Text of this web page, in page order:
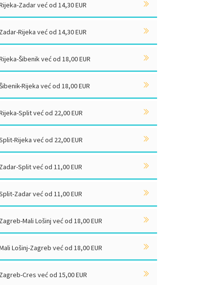
Zadar već od 14,30 EUR
Zadar-Rijeka već od 14,30 EUR
Šibenik već od 18,00 EUR
Rijeka već od 18,00 EUR
Split već od 22,00 EUR
Rijeka već od 22,00 EUR
Zadar-Split već od 11,00 EUR
Zadar već od 11,00 EUR
Zagreb-Mali Lošinj već od 18,00 EUR
Lošinj-Zagreb već od 18,00 EUR
Zagreb-Cres već od 15,00 EUR